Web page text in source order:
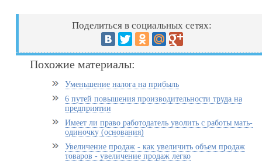
Поделиться в социальных сетях:
Похожие материалы:
Уменьшение налога на прибыль
6 путей повышения производительности труда на
предприятии
Имеет ли право работодатель уволить с работы мать-
одиночку (основания)
Увеличение продаж - как увеличить объем продаж
товаров - увеличение продаж легко